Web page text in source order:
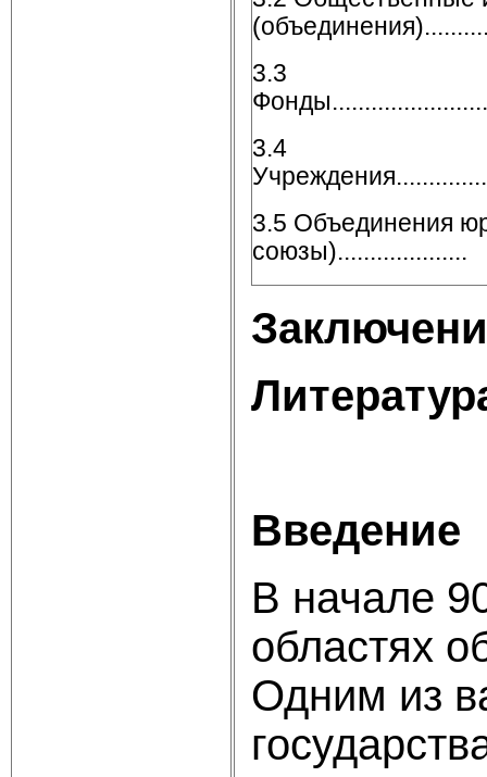
3.3
3.4
3.5 Объединения
союзы)....................
Введение
В начале
областях
Одним из